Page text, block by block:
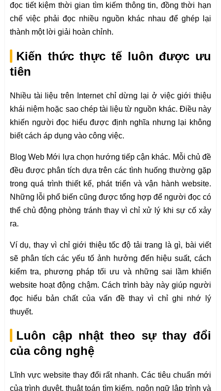
đọc tiết kiệm thời gian tìm kiếm thông tin, đồng thời hạn
chế việc phải đọc nhiều nguồn khác nhau để ghép lại
thành một lời giải hoàn chỉnh.
Kiến thức thực tế luôn được ưu
tiên
Nhiều tài liệu trên Internet chỉ dừng lại ở việc giới thiệu
khái niệm hoặc sao chép tài liệu từ nguồn khác. Điều này
khiến người đọc hiểu được định nghĩa nhưng lại không
biết cách áp dụng vào công việc.
Blog Web Mới lựa chọn hướng tiếp cận khác. Mỗi chủ đề
đều được phân tích dựa trên các tình huống thường gặp
trong quá trình thiết kế, phát triển và vận hành website.
Những lỗi phổ biến cũng được tổng hợp để người đọc có
thể chủ động phòng tránh thay vì chỉ xử lý khi sự cố xảy
ra.
Ví dụ, thay vì chỉ giới thiệu tốc độ tải trang là gì, bài viết
sẽ phân tích các yếu tố ảnh hưởng đến hiệu suất, cách
kiểm tra, phương pháp tối ưu và những sai lầm khiến
website hoạt động chậm. Cách trình bày này giúp người
đọc hiểu bản chất của vấn đề thay vì chỉ ghi nhớ lý
thuyết.
Luôn cập nhật theo sự thay đổi
của công nghệ
Lĩnh vực website thay đổi rất nhanh. Các tiêu chuẩn mới
của trình duyệt, thuật toán tìm kiếm, ngôn ngữ lập trình và